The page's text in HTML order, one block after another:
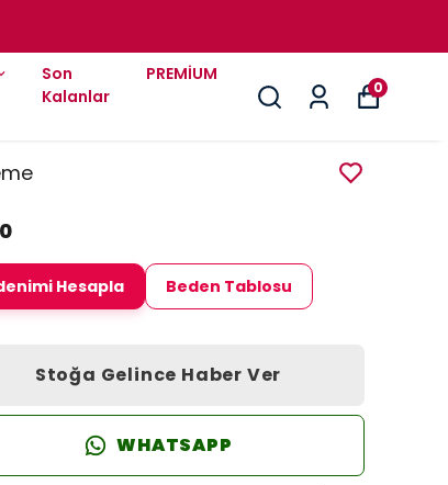
Son
Kalanlar
PREMİUM
0
Hesapla Beden Tablosu
Stoğa Gelince Haber Ver
WHATSAPP